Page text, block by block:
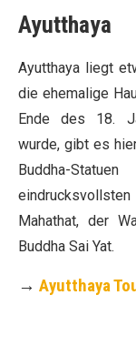
Ayutthaya
Ayutthaya liegt
die ehemalige
Ende des 18.
wurde, gibt es
Buddha-
Mahathat, der
Buddha Sai Yat.
→ Ayutthaya